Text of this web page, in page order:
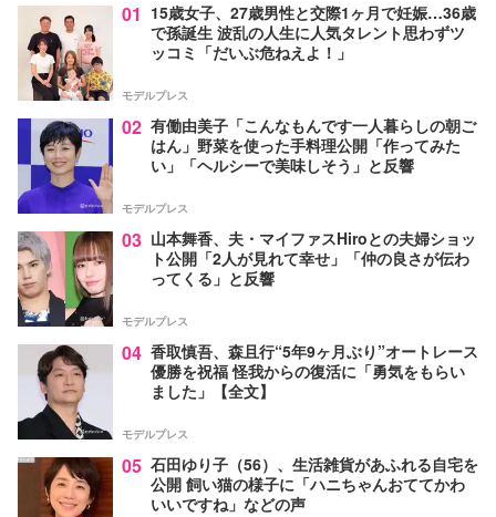
01 15歳女子、27歳男性と交際1ヶ月で妊娠…36歳
で孫誕生 波乱の人生に人気タレント思わずツ
ッコミ「だいぶ危ねえよ！」
モデルプレス
02 有働由美子「こんなもんです一人暮らしの朝ご
はん」野菜を使った手料理公開「作ってみた
い」「ヘルシーで美味しそう」と反響
モデルプレス
03 山本舞香、夫・マイファスHiroとの夫婦ショッ
ト公開「2人が見れて幸せ」「仲の良さが伝わ
ってくる」と反響
モデルプレス
04 香取慎吾、森且行“5年9ヶ月ぶり”オートレース
優勝を祝福 怪我からの復活に「勇気をもらい
ました」【全文】
モデルプレス
05 石田ゆり子（56）、生活雑貨があふれる自宅を
公開 飼い猫の様子に「ハニちゃんおててかわ
いいですね」などの声